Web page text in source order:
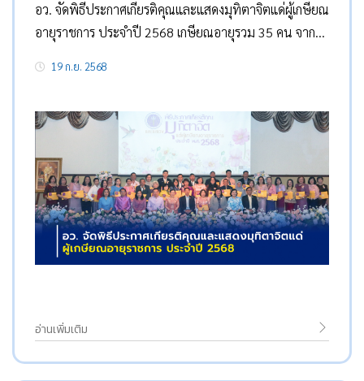
อว. จัดพิธีประกาศเกียรติคุณและแสดงมุทิตาจิตแด่ผู้เกษียณ
อายุราชการ ประจำปี 2568 เกษียณอายุรวม 35 คน จาก
19 ก.ย. 2568
อ่านเพิ่มเติม